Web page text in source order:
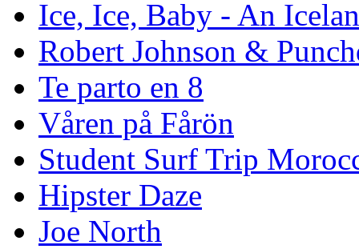
Ice, Ice, Baby - An
Robert Johnson &
Te parto en 8
Våren på Fårön
Student Surf Trip
Hipster Daze
Joe North